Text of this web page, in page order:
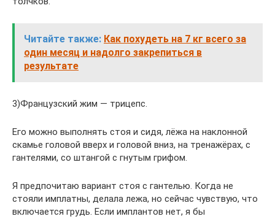
Читайте также: Как похудеть на 7 кг всего за
один месяц и надолго закрепиться в
результате
3)Французский жим — трицепс.
Его можно выполнять стоя и сидя, лёжа на наклонной
скамье головой вверх и головой вниз, на тренажёрах, с
гантелями, со штангой с гнутым грифом.
Я предпочитаю вариант стоя с гантелью. Когда не
стояли имплатны, делала лежа, но сейчас чувствую, что
включается грудь. Если имплантов нет, я бы